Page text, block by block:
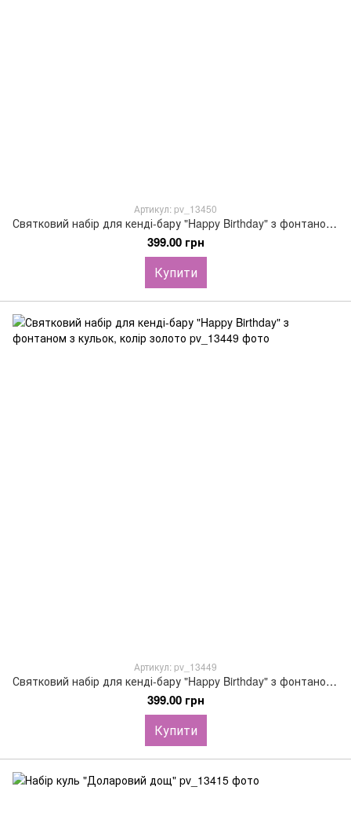
Артикул: pv_13450
Святковий набір для кенді-бару "Happy Birthday" з фонтаном з кульок, колір срібло
399.00 грн
Купити
Артикул: pv_13449
Святковий набір для кенді-бару "Happy Birthday" з фонтаном з кульок, колір золото
399.00 грн
Купити